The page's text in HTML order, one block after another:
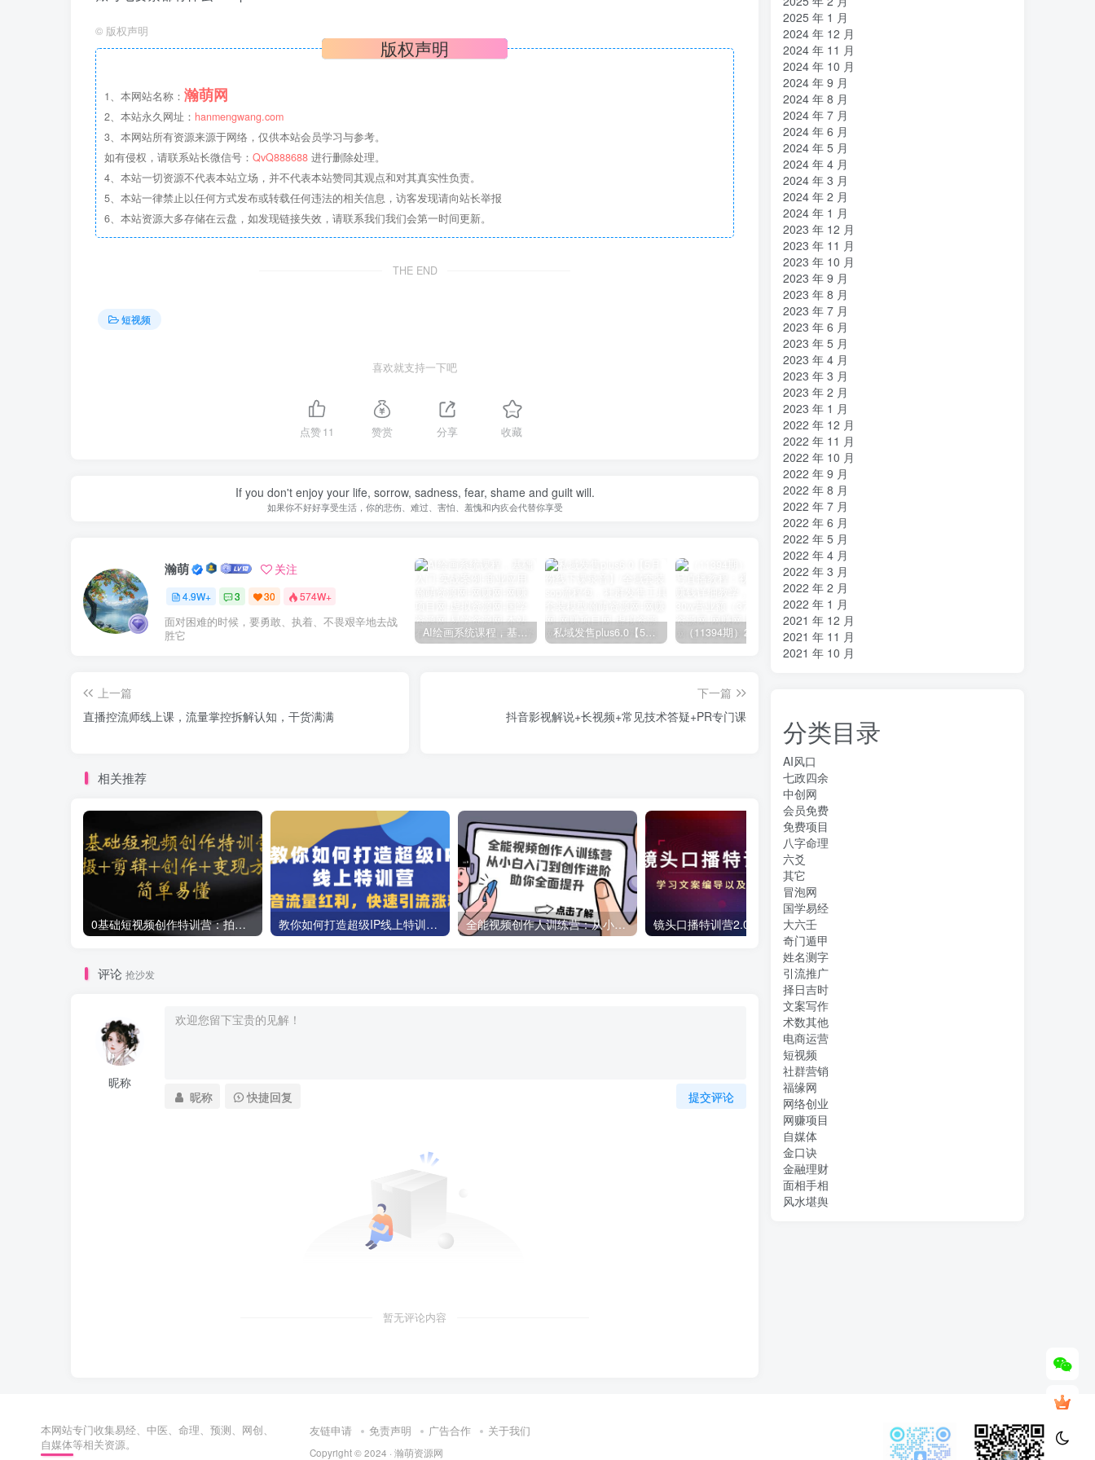
© 版权声明
版权声明
1、本网站名称： 瀚萌网
2、本站永久网址： hanmengwang.com
3、本网站所有资源来源于网络，仅供本站会员学习与参考。
如有侵权，请联系站长微信号： QvQ888688 进行删除处理。
4、本站一切资源不代表本站立场，并不代表本站赞同其观点和对其真实性负责。
5、本站一律禁止以任何方式发布或转载任何违法的相关信息，访客发现请向站长举报
6、本站资源大多存储在云盘，如发现链接失效，请联系我们我们会第一时间更新。
THE END
短视频
喜欢就支持一下吧
点赞11 赞赏 分享 收藏
If you don't enjoy your life, sorrow, sadness, fear, shame and guilt will.
如果你不好好享受生活，你的悲伤、难过、害怕、羞愧和内疚会代替你享受
瀚萌 关注
4.9W+ 3 30 574W+
面对困难的时候，要勇敢、执着、不畏艰辛地去战
胜它
AI绘画系统课程，基础入门-实战案例-商业应用 私域发售plus6.0【5月份线下课录音】/全域套装sop流程包，社群发售工具套装模型 （11394期）2024视频号直播教程：视频号如何赚钱详细教学，一场直播30w营业额（37节）
上一篇
直播控流师线上课，流量掌控拆解认知，干货满满
下一篇
抖音影视解说+长视频+常见技术答疑+PR专门课
相关推荐
0基础短视频创作特训营：拍摄+剪辑+创作+变现方法 教你如何打造超级IP线上特训营，抖音流量红利新机遇 全能视频创作人训练营：从小白入门到创作进阶，助你全面提升 镜头口播特训营2.0版，学习文案编导以及拍摄口播能力（50节课时）
评论 抢沙发
昵称
提交评论
昵称 快捷回复
暂无评论内容
2025 年 1 月
2024 年 12 月
2024 年 11 月
2024 年 10 月
2024 年 9 月
2024 年 8 月
2024 年 7 月
2024 年 6 月
2024 年 5 月
2024 年 4 月
2024 年 3 月
2024 年 2 月
2024 年 1 月
2023 年 12 月
2023 年 11 月
2023 年 10 月
2023 年 9 月
2023 年 8 月
2023 年 7 月
2023 年 6 月
2023 年 5 月
2023 年 4 月
2023 年 3 月
2023 年 2 月
2023 年 1 月
2022 年 12 月
2022 年 11 月
2022 年 10 月
2022 年 9 月
2022 年 8 月
2022 年 7 月
2022 年 6 月
2022 年 5 月
2022 年 4 月
2022 年 3 月
2022 年 2 月
2022 年 1 月
2021 年 12 月
2021 年 11 月
2021 年 10 月
分类目录
AI风口
七政四余
中创网
会员免费
免费项目
八字命理
六爻
其它
冒泡网
国学易经
大六壬
奇门遁甲
姓名测字
引流推广
择日吉时
文案写作
术数其他
电商运营
短视频
社群营销
福缘网
网络创业
网赚项目
自媒体
金口诀
金融理财
面相手相
风水堪舆
本网站专门收集易经、中医、命理、预测、网创、
自媒体等相关资源。
友链申请 免责声明 广告合作 关于我们
Copyright © 2024 · 瀚萌资源网